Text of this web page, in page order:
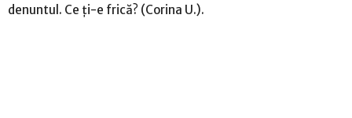
denuntul. Ce ţi-e frică? (Corina U.).